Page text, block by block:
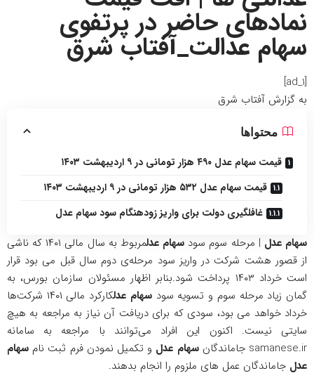
نمادهای حاضر در پرتفوی
سهام عدالت_آفتاب شرق
[ad_1]
به گزارش آفتاب شرق
محتواها
قیمت سهام عدل ۴۹۰ هزار تومانی در ۹ اردیبهشت ۱۴۰۳
قیمت سهام عدل ۵۳۲ هزار تومانی در ۹ اردیبهشت ۱۴۰۳
غافلگیری دولت برای واریز زودهنگام سود سهام عدل
سهام عدل | مرحله سوم سود سهام عدل
مربوط به سال مالی ۱۴۰۱ که ناشی
از قصور هشت شرکت در واریز سود مرحله‌ی دوم سال قبل می بود قرار
است خرداد ۱۴۰۳ پرداخت شود.بنابر اظهار مسئولان سازمان بورس، به
گمان زیاد مرحله سوم و تسویه سودسهام عدل
کارکرد مالی ۱۴۰۱ شرکت‌ها
خرداد خواهد می بود، سودی که برای دریافت آن نیاز به مراجعه به هیچ
سایتی نیست. اکنون این افراد می‌توانند با مراجعه به سامانه
samanese.ir جاماندگان
سهام عدل و تکمیل نمودن فرم ثبت نام سهام
عدل جاماندگان عمل های ملزوم را انجام بدهند.